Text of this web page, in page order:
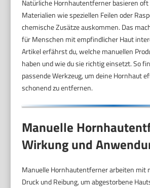
Natürliche Hornhautentferner basieren
Materialien wie speziellen Feilen oder
chemische Zusätze auskommen. Das
für Menschen mit empfindlicher Haut
Artikel erfährst du, welche manuellen
haben und wie du sie richtig einsetzt. So
passende Werkzeug, um deine Hornhaut
schonend zu entfernen.
Manuelle
Wirkung und
Manuelle Hornhautentferner arbeiten mit
Druck und Reibung, um abgestorbene